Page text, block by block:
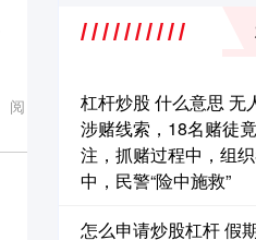
阅
杠杆炒股 什么意思 无
涉赌线索，18名赌徒
注，抓赌过程中，组
中，民警“险中施救”
怎么申请炒股杠杆 假